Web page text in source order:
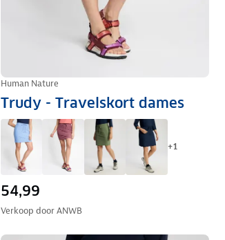
Human Nature
Trudy - Travelskort dames
+1
54,99
Verkoop doorANWB